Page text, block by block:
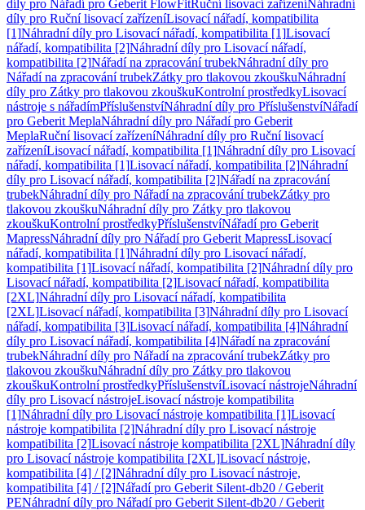
díly pro Nářadí pro Geberit FlowFitRuční lisovací zařízeníNáhradní
díly pro Ruční lisovací zařízeníLisovací nářadí, kompatibilita
[1]Náhradní díly pro Lisovací nářadí, kompatibilita [1]Lisovací
nářadí, kompatibilita [2]Náhradní díly pro Lisovací nářadí,
kompatibilita [2]Nářadí na zpracování trubekNáhradní díly pro
Nářadí na zpracování trubekZátky pro tlakovou zkouškuNáhradní
díly pro Zátky pro tlakovou zkouškuKontrolní prostředkyLisovací
nástroje s nářadímPříslušenstvíNáhradní díly pro PříslušenstvíNářadí
pro Geberit MeplaNáhradní díly pro Nářadí pro Geberit
MeplaRuční lisovací zařízeníNáhradní díly pro Ruční lisovací
zařízeníLisovací nářadí, kompatibilita [1]Náhradní díly pro Lisovací
nářadí, kompatibilita [1]Lisovací nářadí, kompatibilita [2]Náhradní
díly pro Lisovací nářadí, kompatibilita [2]Nářadí na zpracování
trubekNáhradní díly pro Nářadí na zpracování trubekZátky pro
tlakovou zkouškuNáhradní díly pro Zátky pro tlakovou
zkouškuKontrolní prostředkyPříslušenstvíNářadí pro Geberit
MapressNáhradní díly pro Nářadí pro Geberit MapressLisovací
nářadí, kompatibilita [1]Náhradní díly pro Lisovací nářadí,
kompatibilita [1]Lisovací nářadí, kompatibilita [2]Náhradní díly pro
Lisovací nářadí, kompatibilita [2]Lisovací nářadí, kompatibilita
[2XL]Náhradní díly pro Lisovací nářadí, kompatibilita
[2XL]Lisovací nářadí, kompatibilita [3]Náhradní díly pro Lisovací
nářadí, kompatibilita [3]Lisovací nářadí, kompatibilita [4]Náhradní
díly pro Lisovací nářadí, kompatibilita [4]Nářadí na zpracování
trubekNáhradní díly pro Nářadí na zpracování trubekZátky pro
tlakovou zkouškuNáhradní díly pro Zátky pro tlakovou
zkouškuKontrolní prostředkyPříslušenstvíLisovací nástrojeNáhradní
díly pro Lisovací nástrojeLisovací nástroje kompatibilita
[1]Náhradní díly pro Lisovací nástroje kompatibilita [1]Lisovací
nástroje kompatibilita [2]Náhradní díly pro Lisovací nástroje
kompatibilita [2]Lisovací nástroje kompatibilita [2XL]Náhradní díly
pro Lisovací nástroje kompatibilita [2XL]Lisovací nástroje,
kompatibilita [4] / [2]Náhradní díly pro Lisovací nástroje,
kompatibilita [4] / [2]Nářadí pro Geberit Silent-db20 / Geberit
PENáhradní díly pro Nářadí pro Geberit Silent-db20 / Geberit